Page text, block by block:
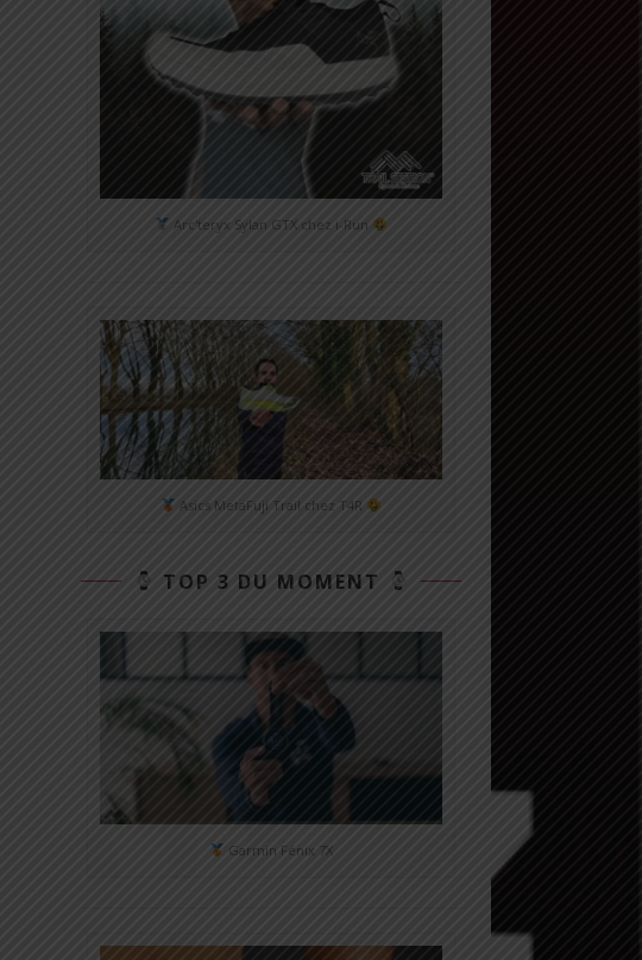
Arc'teryx Sylan GTX chez i-Run
Asics MetaFuji Trail chez T4R
TOP 3 DU MOMENT
Garmin Fénix 7X